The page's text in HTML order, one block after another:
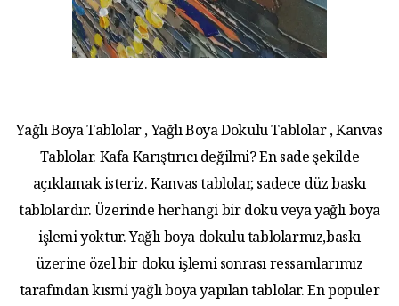
Yağlı Boya Tablolar , Yağlı Boya Dokulu Tablolar , Kanvas
Tablolar. Kafa Karıştırıcı değilmi? En sade şekilde
açıklamak isteriz. Kanvas tablolar, sadece düz baskı
tablolardır. Üzerinde herhangi bir doku veya yağlı boya
işlemi yoktur. Yağlı boya dokulu tablolarmız,baskı
üzerine özel bir doku işlemi sonrası ressamlarımız
tarafından kısmi yağlı boya yapılan tablolar. En populer